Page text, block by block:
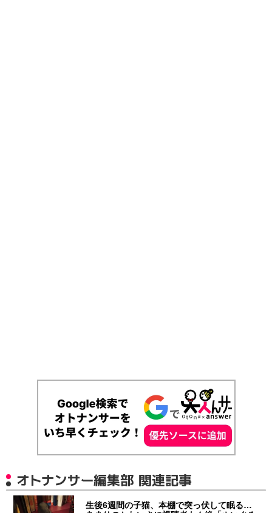
オトナンサー編集部 関連記事
生後6週間の子猫、本棚で突っ伏して眠る…